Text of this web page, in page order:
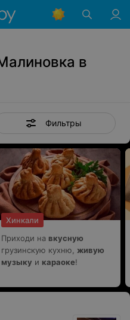
в
Фильтры
Хинкали
Приходи на вкусную
грузинскую кухню, живую
музыку и караоке!